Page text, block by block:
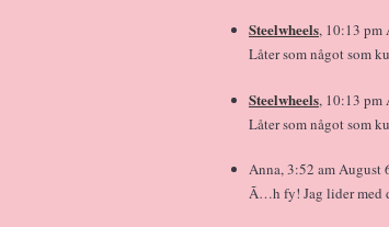
Steelwheels, 10:13 pm
Låter som något som
Steelwheels, 10:13 pm
Låter som något som
Anna, 3:52 am August
Ã…h fy! Jag lider med